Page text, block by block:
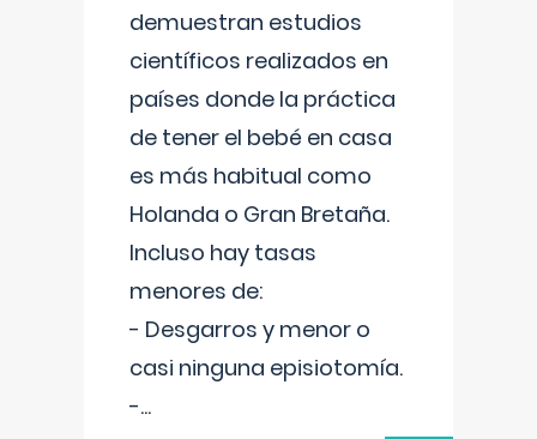
demuestran estudios
científicos realizados en
países donde la práctica
de tener el bebé en casa
es más habitual como
Holanda o Gran Bretaña.
Incluso hay tasas
menores de:
- Desgarros y menor o
casi ninguna episiotomía.
-...